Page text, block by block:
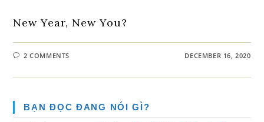
New Year, New You?
2 COMMENTS DECEMBER 16, 2020
BẠN ĐỌC ĐANG NÓI GÌ?